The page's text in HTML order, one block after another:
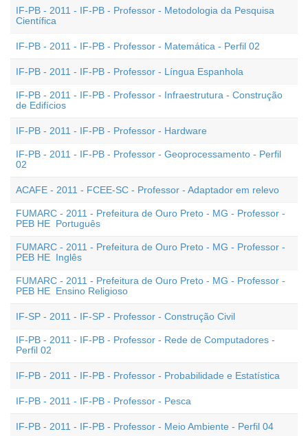
IF-PB - 2011 - IF-PB - Professor - Metodologia da Pesquisa
Científica
IF-PB - 2011 - IF-PB - Professor - Matemática - Perfil 02
IF-PB - 2011 - IF-PB - Professor - Língua Espanhola
IF-PB - 2011 - IF-PB - Professor - Infraestrutura - Construção
de Edifícios
IF-PB - 2011 - IF-PB - Professor - Hardware
IF-PB - 2011 - IF-PB - Professor - Geoprocessamento - Perfil
02
ACAFE - 2011 - FCEE-SC - Professor - Adaptador em relevo
FUMARC - 2011 - Prefeitura de Ouro Preto - MG - Professor -
PEB HE  Português
FUMARC - 2011 - Prefeitura de Ouro Preto - MG - Professor -
PEB HE  Inglês
FUMARC - 2011 - Prefeitura de Ouro Preto - MG - Professor -
PEB HE  Ensino Religioso
IF-SP - 2011 - IF-SP - Professor - Construção Civil
IF-PB - 2011 - IF-PB - Professor - Rede de Computadores -
Perfil 02
IF-PB - 2011 - IF-PB - Professor - Probabilidade e Estatística
IF-PB - 2011 - IF-PB - Professor - Pesca
IF-PB - 2011 - IF-PB - Professor - Meio Ambiente - Perfil 04